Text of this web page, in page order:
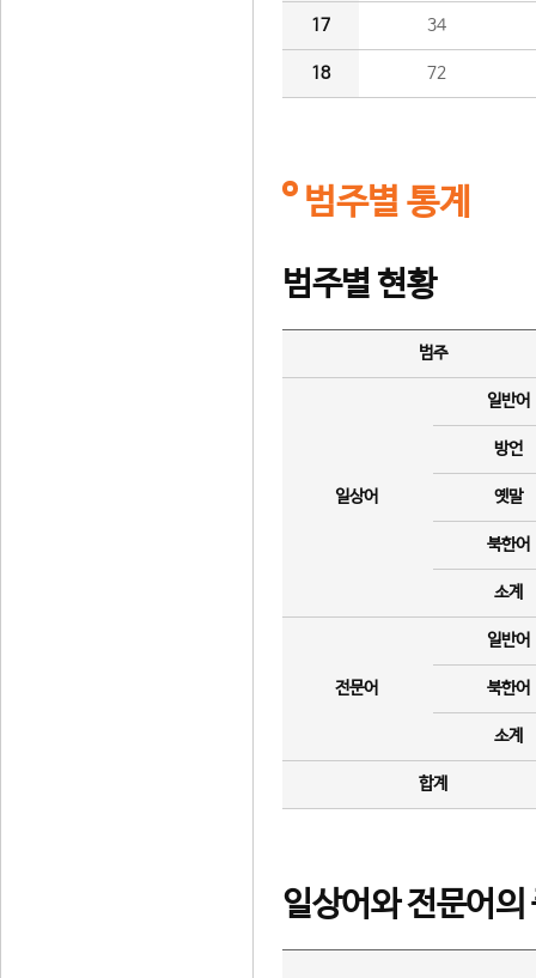
17 34
18 72
범주별 통계
범주별 현황
범주
일상어
일반어
방언
옛말
북한어
소계
전문어
일반어
북한어
소계
합계
일상어와 전문어의